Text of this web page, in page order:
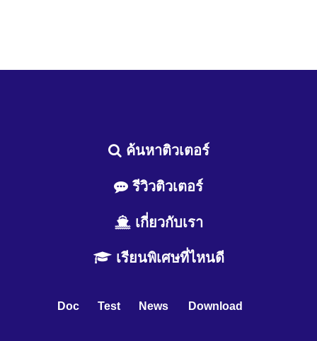
ค้นหาติวเตอร์
รีวิวติวเตอร์
เกี่ยวกับเรา
เรียนพิเศษที่ไหนดี
Doc Test News Download